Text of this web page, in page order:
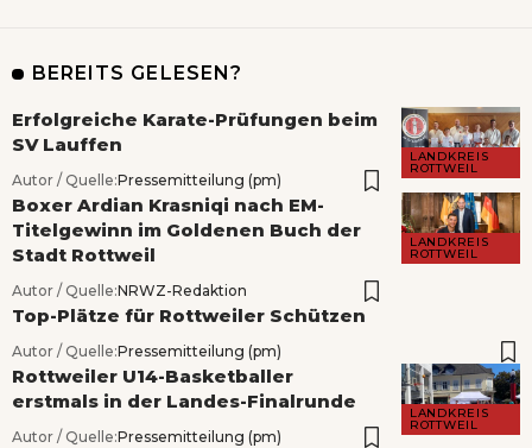
BEREITS GELESEN?
LANDKREIS
ROTTWEIL
Erfolgreiche Karate-Prüfungen beim
SV Lauffen
Autor / Quelle:Pressemitteilung (pm)
LANDKREIS
ROTTWEIL
Boxer Ardian Krasniqi nach EM-
Titelgewinn im Goldenen Buch der
Stadt Rottweil
Autor / Quelle:NRWZ-Redaktion
Top-Plätze für Rottweiler Schützen
Autor / Quelle:Pressemitteilung (pm)
LANDKREIS
ROTTWEIL
Rottweiler U14-Basketballer
erstmals in der Landes-Finalrunde
Autor / Quelle:Pressemitteilung (pm)